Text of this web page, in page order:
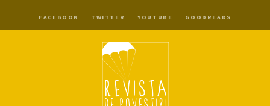
FACEBOOK TWITTER YOUTUBE GOODREADS